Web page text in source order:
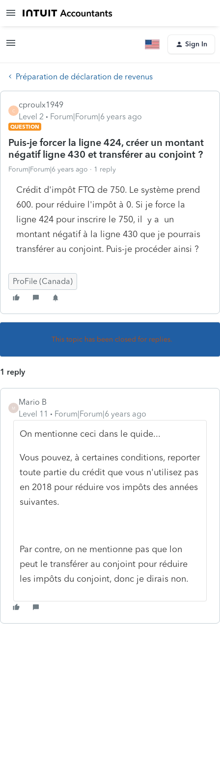
Sign In
Préparation de déclaration de revenus
C
cproulx1949
Level 2
Forum|Forum|6 years ago
QUESTION
Puis-je forcer la ligne 424, créer un montant
négatif ligne 430 et transférer au conjoint ?
Forum|Forum|6 years ago 1 reply
Crédit d'impôt FTQ de 750. Le système prend
600. pour réduire l'impôt à 0. Si je force la
ligne 424 pour inscrire le 750, il y a un
montant négatif à la ligne 430 que je pourrais
transférer au conjoint. Puis-je procéder ainsi ?
ProFile (Canada)
This topic has been closed for replies.
1 reply
M
Mario B
Level 11
Forum|Forum|6 years ago
On mentionne ceci dans le quide...
Vous pouvez, à certaines conditions, reporter
toute partie du crédit que vous n'utilisez pas
en 2018 pour réduire vos impôts des années
suivantes.
Par contre, on ne mentionne pas que lon
peut le transférer au conjoint pour réduire
les impôts du conjoint, donc je dirais non.